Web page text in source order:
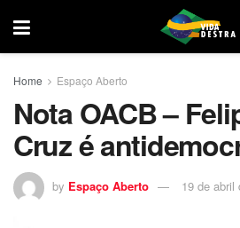
Home Espaço Aberto
Nota OACB –
Cruz é
by Espaço Aberto 19 de abril